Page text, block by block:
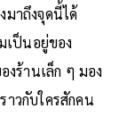
มาถึงจุดนี้ได้
เป็นอยู่ของ
งร้านเล็ก ๆ มอง
วกับใครสักคน